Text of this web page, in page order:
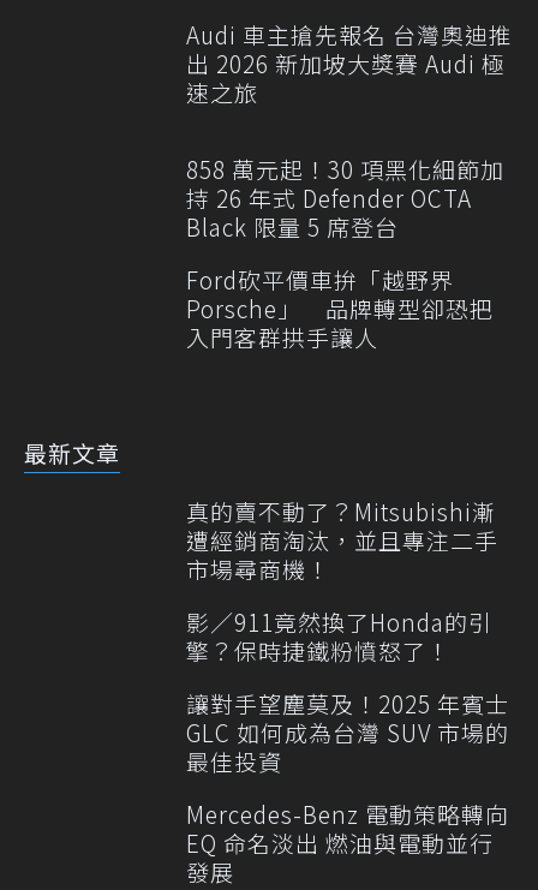
Audi 車主搶先報名 台灣奧迪推
出 2026 新加坡大獎賽 Audi 極
速之旅
858 萬元起！30 項黑化細節加
持 26 年式 Defender OCTA
Black 限量 5 席登台
Ford砍平價車拚「越野界
Porsche」 品牌轉型卻恐把
入門客群拱手讓人
最新文章
真的賣不動了？Mitsubishi漸
遭經銷商淘汰，並且專注二手
市場尋商機！
影／911竟然換了Honda的引
擎？保時捷鐵粉憤怒了！
讓對手望塵莫及！2025 年賓士
GLC 如何成為台灣 SUV 市場的
最佳投資
Mercedes-Benz 電動策略轉向
EQ 命名淡出 燃油與電動並行
發展